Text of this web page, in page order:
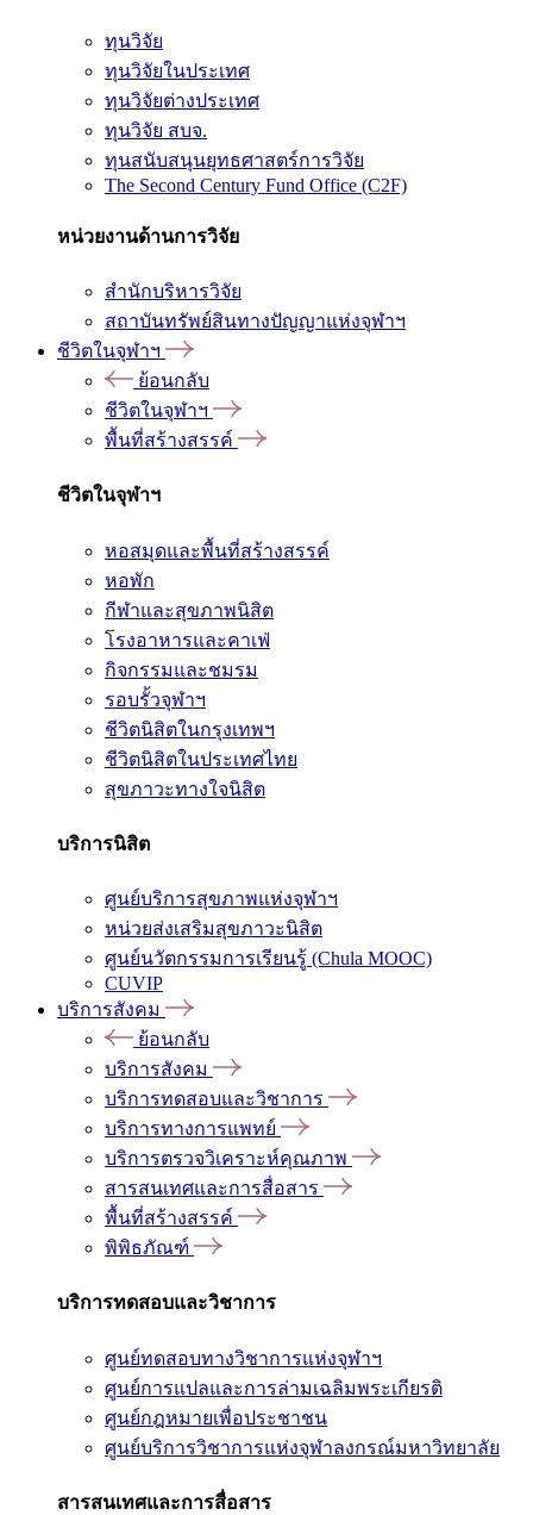
ทุนวิจัย
ทุนวิจัยในประเทศ
ทุนวิจัยต่างประเทศ
ทุนวิจัย สบจ.
ทุนสนับสนุนยุทธศาสตร์การวิจัย
The Second Century Fund Office (C2F)
หน่วยงานด้านการวิจัย
สำนักบริหารวิจัย
สถาบันทรัพย์สินทางปัญญาแห่งจุฬาฯ
ชีวิตในจุฬาฯ
ย้อนกลับ
ชีวิตในจุฬาฯ
พื้นที่สร้างสรรค์
ชีวิตในจุฬาฯ
หอสมุดและพื้นที่สร้างสรรค์
หอพัก
กีฬาและสุขภาพนิสิต
โรงอาหารและคาเฟ่
กิจกรรมและชมรม
รอบรั้วจุฬาฯ
ชีวิตนิสิตในกรุงเทพฯ
ชีวิตนิสิตในประเทศไทย
สุขภาวะทางใจนิสิต
บริการนิสิต
ศูนย์บริการสุขภาพแห่งจุฬาฯ
หน่วยส่งเสริมสุขภาวะนิสิต
ศูนย์นวัตกรรมการเรียนรู้ (Chula MOOC)
CUVIP
บริการสังคม
ย้อนกลับ
บริการสังคม
บริการทดสอบและวิชาการ
บริการทางการแพทย์
บริการตรวจวิเคราะห์คุณภาพ
สารสนเทศและการสื่อสาร
พื้นที่สร้างสรรค์
พิพิธภัณฑ์
บริการทดสอบและวิชาการ
ศูนย์ทดสอบทางวิชาการแห่งจุฬาฯ
ศูนย์การแปลและการล่ามเฉลิมพระเกียรติ
ศูนย์กฎหมายเพื่อประชาชน
ศูนย์บริการวิชาการแห่งจุฬาลงกรณ์มหาวิทยาลัย
สารสนเทศและการสื่อสาร